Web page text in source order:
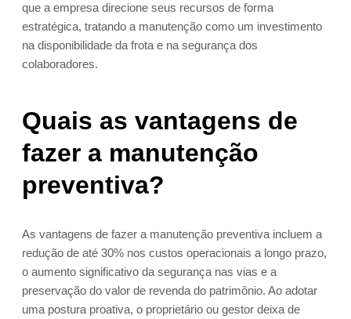
que a empresa direcione seus recursos de forma
estratégica, tratando a manutenção como um investimento
na disponibilidade da frota e na segurança dos
colaboradores.
Quais as vantagens de
fazer a manutenção
preventiva?
As vantagens de fazer a manutenção preventiva incluem a
redução de até 30% nos custos operacionais a longo prazo,
o aumento significativo da segurança nas vias e a
preservação do valor de revenda do patrimônio. Ao adotar
uma postura proativa, o proprietário ou gestor deixa de